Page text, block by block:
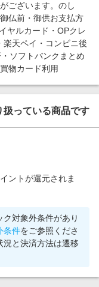
ございます。のし
仏前・御供お支払方
ヤルカード・OPクレ
楽天ペイ・コンビニ後
ソフトバンクまとめ
物カード利用
扱っている商品です
ントが還元されま
対象外条件があり
条件をご参照くださ
況と決済方法は遷移